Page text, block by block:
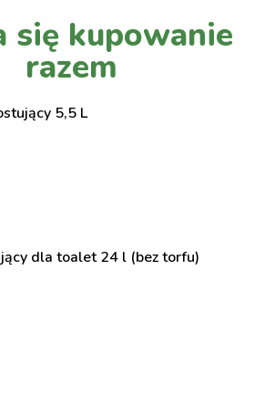
się kupowanie
razem
5,5 L
dla toalet 24 l (bez torfu)